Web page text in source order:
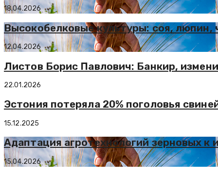
18.04.2026
Высокобелковые культуры: соя, люпин,
12.04.2026
Листов Борис Павлович: Банкир,
22.01.2026
Эстония потеряла 20% поголовья
15.12.2025
Адаптация агротехнологий зерновых к
15.04.2026